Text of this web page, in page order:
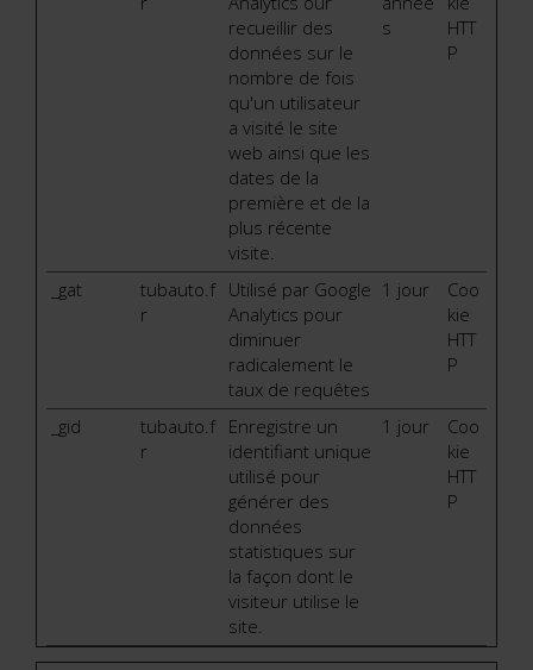
recueillir des
données sur le
nombre de fois
qu'un utilisateur
a visité le site
web ainsi que les
dates de la
première et de la
plus récente
visite.
s
HTT
P
_gat
tubauto.f
r
Utilisé par Google
Analytics pour
diminuer
radicalement le
taux de requêtes
1 jour
Coo
kie
HTT
P
_gid
tubauto.f
r
Enregistre un
identifiant unique
utilisé pour
générer des
données
statistiques sur
la façon dont le
visiteur utilise le
site.
1 jour
Coo
kie
HTT
P